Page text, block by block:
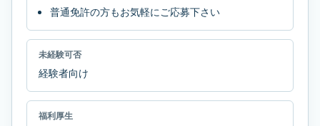
普通免許の方もお気軽にご応募下さい
未経験可否
経験者向け
福利厚生